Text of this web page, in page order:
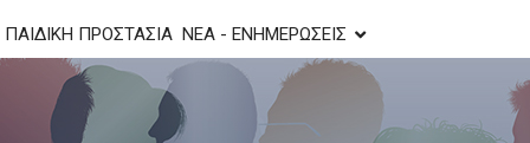
ΠΑΙΔΙΚΗ ΠΡΟΣΤΑΣΙΑ ΝΕΑ - ΕΝΗΜΕΡΩΣΕΙΣ